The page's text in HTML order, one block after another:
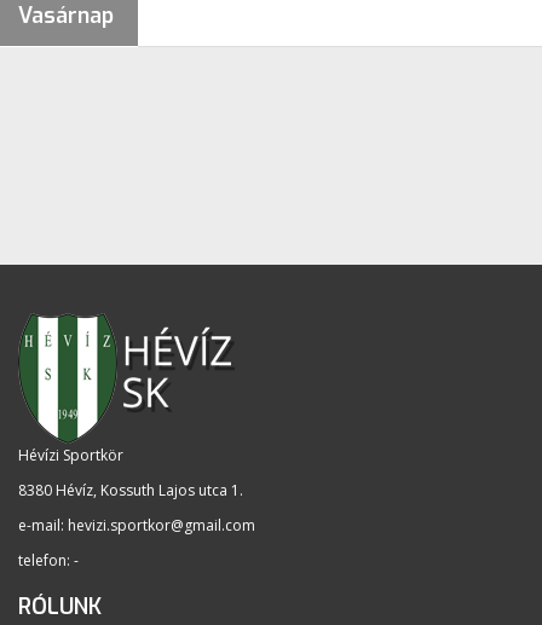
Vasárnap
Hévízi Sportkör
8380 Hévíz, Kossuth Lajos utca 1 .
e-mail: hevizi.sportkor@gmail.com
telefon: -
RÓLUNK